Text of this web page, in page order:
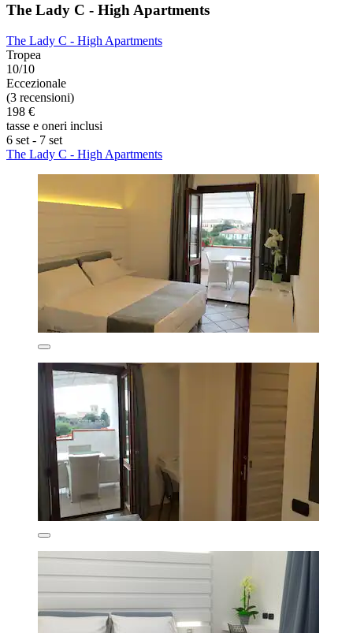
The Lady C - High Apartments
The Lady C - High Apartments
Tropea
10/10
Eccezionale
(3 recensioni)
198 €
tasse e oneri inclusi
6 set - 7 set
The Lady C - High Apartments